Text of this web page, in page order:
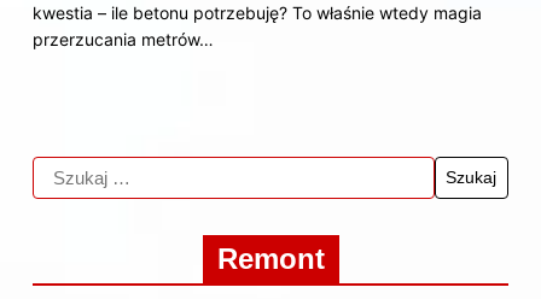
kwestia – ile betonu potrzebuję? To właśnie wtedy magia
przerzucania metrów…
Remont